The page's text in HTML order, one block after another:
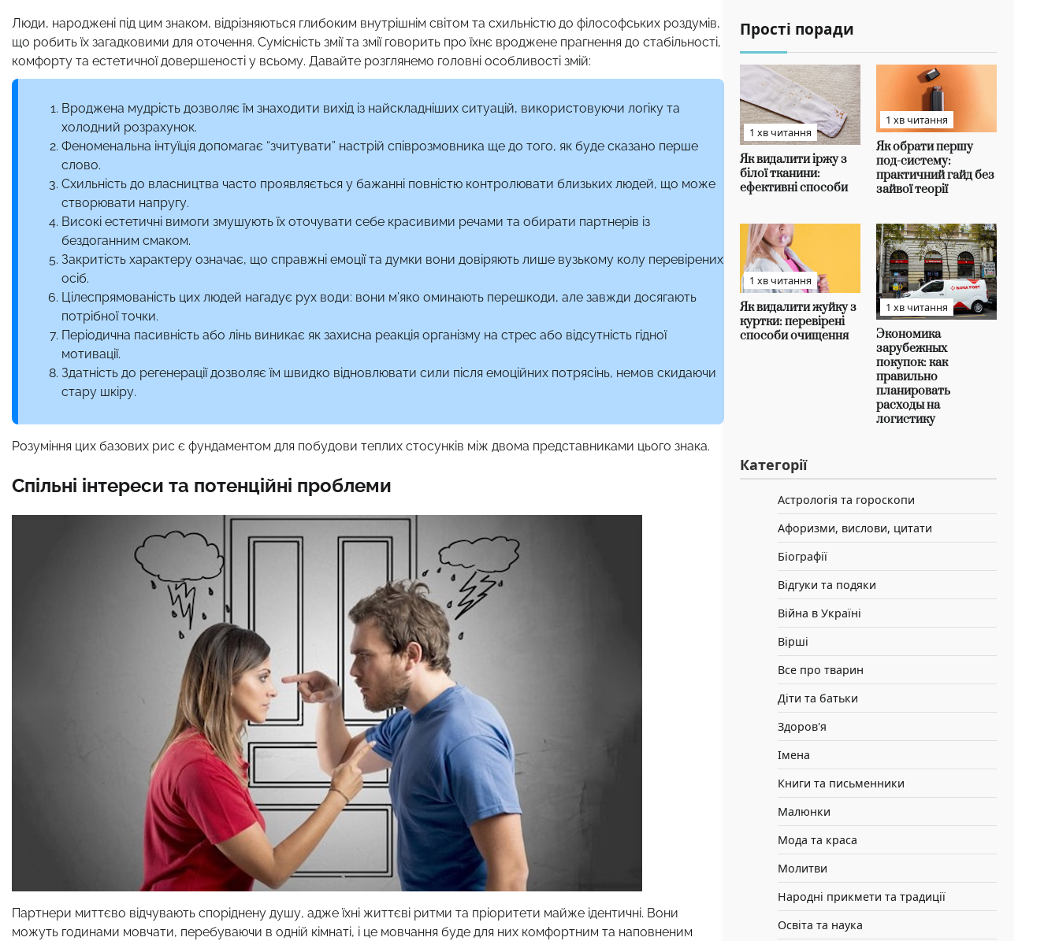
Люди, народжені під цим знаком, відрізняються глибоким внутрішнім світом та схильністю до філософських роздумів,
що робить їх загадковими для оточення. Сумісність змії та змії говорить про їхнє вроджене прагнення до стабільності,
комфорту та естетичної довершеності у всьому. Давайте розглянемо головні особливості змій:
Вроджена мудрість дозволяє їм знаходити вихід із найскладніших ситуацій, використовуючи логіку та
холодний розрахунок.
Феноменальна інтуїція допомагає “зчитувати” настрій співрозмовника ще до того, як буде сказано перше
слово.
Схильність до власництва часто проявляється у бажанні повністю контролювати близьких людей, що може
створювати напругу.
Високі естетичні вимоги змушують їх оточувати себе красивими речами та обирати партнерів із
бездоганним смаком.
Закритість характеру означає, що справжні емоції та думки вони довіряють лише вузькому колу перевірених
осіб.
Цілеспрямованість цих людей нагадує рух води: вони м’яко оминають перешкоди, але завжди досягають
потрібної точки.
Періодична пасивність або лінь виникає як захисна реакція організму на стрес або відсутність гідної
мотивації.
Здатність до регенерації дозволяє їм швидко відновлювати сили після емоційних потрясінь, немов скидаючи
стару шкіру.
Розуміння цих базових рис є фундаментом для побудови теплих стосунків між двома представниками цього знака.
Спільні інтереси та потенційні проблеми
Партнери миттєво відчувають споріднену душу, адже їхні життєві ритми та пріоритети майже ідентичні. Вони
можуть годинами мовчати, перебуваючи в одній кімнаті, і це мовчання буде для них комфортним та наповненим
Прості поради
1 хв читання
Як видалити іржу з
білої тканини:
ефективні способи
1 хв читання
Як обрати першу
под-систему:
практичний гайд без
зайвої теорії
1 хв читання
Як видалити жуйку з
куртки: перевірені
способи очищення
1 хв читання
Экономика
зарубежных
покупок: как
правильно
планировать
расходы на
логистику
Категорії
Астрологія та гороскопи
Афоризми, вислови, цитати
Біографії
Відгуки та подяки
Війна в Україні
Вірші
Все про тварин
Діти та батьки
Здоров'я
Імена
Книги та письменники
Малюнки
Мода та краса
Молитви
Народні прикмети та традиції
Освіта та наука